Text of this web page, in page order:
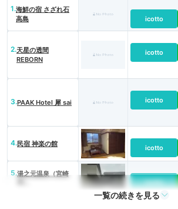
1.海鮮の宿 さざれ石
高島
icotto
2.天星の透間
REBORN
icotto
3.PAAK Hotel 犀 sai icotto
4.民宿 神楽の館 icotto
5.湯之元温泉（宮崎
icotto
一覧の続きを見る